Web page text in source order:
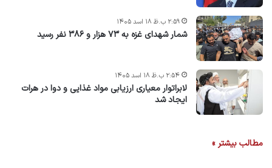
شمار شهدای غزه به ۷۳ هزار و ۳۸۶ نفر رسید
۲:۵۹ ب.ظ ۱۸ اسد ۱۴۰۵
لابراتوار معیاری ارزیابی مواد غذایی و دوا در هرات
ایجاد شد
۲:۵۴ ب.ظ ۱۸ اسد ۱۴۰۵
مطالب بیشتر »